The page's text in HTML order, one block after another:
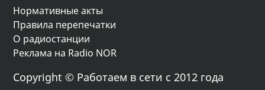
Нормативные акты
Правила перепечатки
О радиостанции
Реклама на Radio NOR
Copyright © Работаем в сети с 2012 года